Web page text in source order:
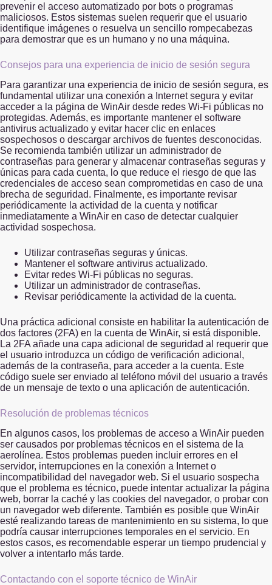
prevenir el acceso automatizado por bots o programas
maliciosos. Estos sistemas suelen requerir que el usuario
identifique imágenes o resuelva un sencillo rompecabezas
para demostrar que es un humano y no una máquina.
Consejos para una experiencia de inicio de sesión segura
Para garantizar una experiencia de inicio de sesión segura, es
fundamental utilizar una conexión a Internet segura y evitar
acceder a la página de WinAir desde redes Wi-Fi públicas no
protegidas. Además, es importante mantener el software
antivirus actualizado y evitar hacer clic en enlaces
sospechosos o descargar archivos de fuentes desconocidas.
Se recomienda también utilizar un administrador de
contraseñas para generar y almacenar contraseñas seguras y
únicas para cada cuenta, lo que reduce el riesgo de que las
credenciales de acceso sean comprometidas en caso de una
brecha de seguridad. Finalmente, es importante revisar
periódicamente la actividad de la cuenta y notificar
inmediatamente a WinAir en caso de detectar cualquier
actividad sospechosa.
Utilizar contraseñas seguras y únicas.
Mantener el software antivirus actualizado.
Evitar redes Wi-Fi públicas no seguras.
Utilizar un administrador de contraseñas.
Revisar periódicamente la actividad de la cuenta.
Una práctica adicional consiste en habilitar la autenticación de
dos factores (2FA) en la cuenta de WinAir, si está disponible.
La 2FA añade una capa adicional de seguridad al requerir que
el usuario introduzca un código de verificación adicional,
además de la contraseña, para acceder a la cuenta. Este
código suele ser enviado al teléfono móvil del usuario a través
de un mensaje de texto o una aplicación de autenticación.
Resolución de problemas técnicos
En algunos casos, los problemas de acceso a WinAir pueden
ser causados por problemas técnicos en el sistema de la
aerolínea. Estos problemas pueden incluir errores en el
servidor, interrupciones en la conexión a Internet o
incompatibilidad del navegador web. Si el usuario sospecha
que el problema es técnico, puede intentar actualizar la página
web, borrar la caché y las cookies del navegador, o probar con
un navegador web diferente. También es posible que WinAir
esté realizando tareas de mantenimiento en su sistema, lo que
podría causar interrupciones temporales en el servicio. En
estos casos, es recomendable esperar un tiempo prudencial y
volver a intentarlo más tarde.
Contactando con el soporte técnico de WinAir